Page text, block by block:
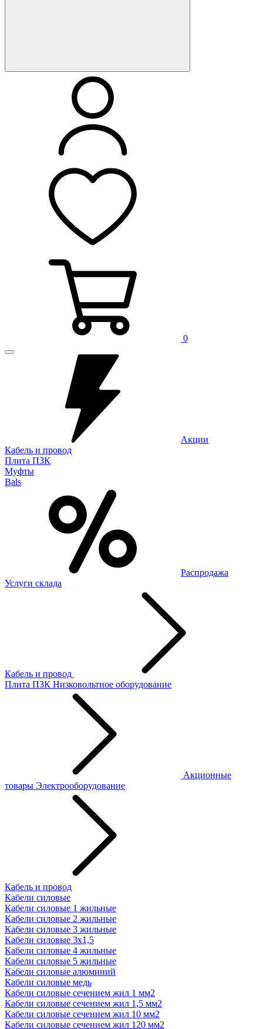
0
Акции
Кабель и провод
Плита ПЗК
Муфты
Bals
Распродажа
Услуги склада
Кабель и провод
Плита ПЗК Низковольтное оборудование
Акционные
товары Электрооборудование
Кабель и провод
Кабели силовые
Кабели силовые 1 жильные
Кабели силовые 2 жильные
Кабели силовые 3 жильные
Кабели силовые 3х1,5
Кабели силовые 4 жильные
Кабели силовые 5 жильные
Кабели силовые алюминий
Кабели силовые медь
Кабели силовые сечением жил 1 мм2
Кабели силовые сечением жил 1,5 мм2
Кабели силовые сечением жил 10 мм2
Кабели силовые сечением жил 120 мм2